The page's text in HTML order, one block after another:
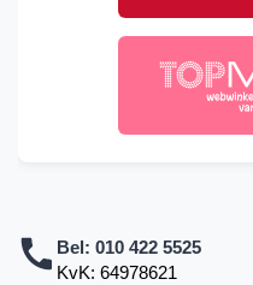
Bel: 010 422 5525
KvK: 64978621